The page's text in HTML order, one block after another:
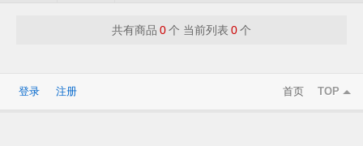
共有商品 0个 当前列表 0个
登录 注册 首页 TOP